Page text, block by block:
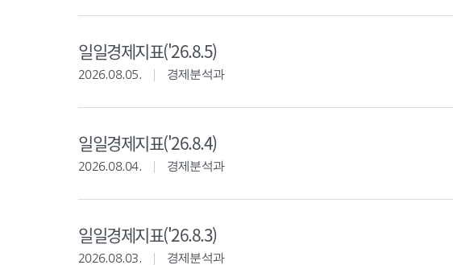
일일경제지표('26.8.5)
2026.08.05. 경제분석과
일일경제지표('26.8.4)
2026.08.04. 경제분석과
일일경제지표('26.8.3)
2026.08.03. 경제분석과